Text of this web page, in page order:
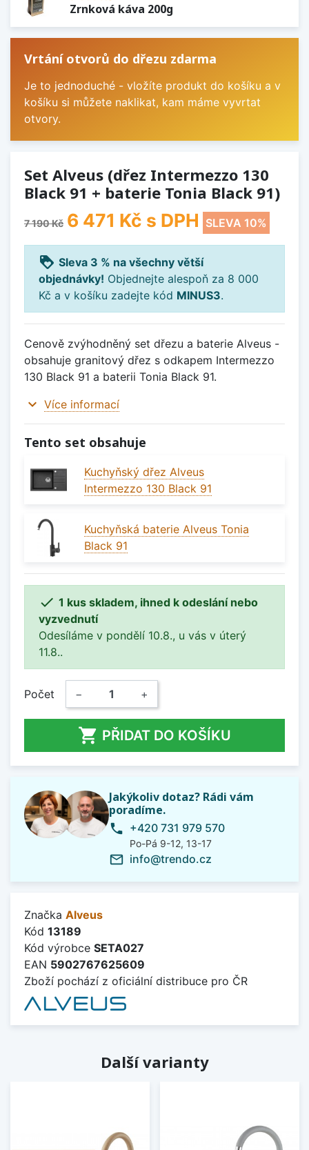
Zrnková káva 200g
Vrtání otvorů do dřezu zdarma
Je to jednoduché - vložíte produkt do košíku a v
košíku si můžete naklikat, kam máme vyvrtat
otvory.
Set Alveus (dřez Intermezzo 130
Black 91 + baterie Tonia Black 91)
7 190 Kč 6 471 Kč s DPH SLEVA 10%
loyalty Sleva 3 % na všechny větší
objednávky! Objednejte alespoň za 8 000
Kč a v košíku zadejte kód MINUS3.
Cenově zvýhodněný set dřezu a baterie Alveus -
obsahuje granitový dřez s odkapem Intermezzo
130 Black 91 a baterii Tonia Black 91.
expand_more Více informací
Tento set obsahuje
Kuchyňský dřez Alveus
Intermezzo 130 Black 91
Kuchyňská baterie Alveus Tonia
Black 91
 1 kus skladem, ihned k odeslání nebo
vyzvednutí
Odesíláme v pondělí 10.8., u vás v úterý
11.8..
Počet − +
 PŘIDAT DO KOŠÍKU
Jakýkoliv dotaz? Rádi vám
poradíme.
phone +420 731 979 570
Po-Pá 9-12, 13-17
mail_outline info@trendo.cz
Značka Alveus
Kód 13189
Kód výrobce SETA027
EAN 5902767625609
Zboží pochází z oficiální distribuce pro ČR
Další varianty